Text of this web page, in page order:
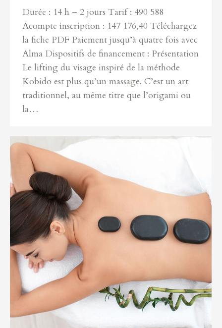
Durée : 14 h – 2 jours Tarif : 490 588
Acompte inscription : 147 176,40 Téléchargez
la fiche PDF Paiement jusqu’à quatre fois avec
Alma Dispositifs de financement : Présentation
Le lifting du visage inspiré de la méthode
Kobido est plus qu’un massage. C’est un art
traditionnel, au même titre que l’origami ou
la…